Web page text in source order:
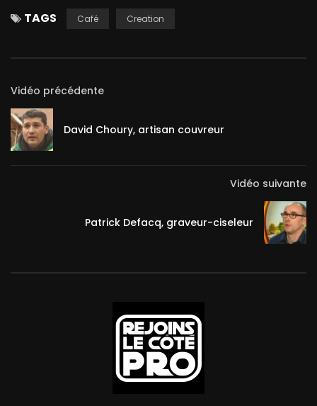
TAGS Café Creation
Vidéo précédente
David Choury, artisan couvreur
Vidéo suivante
Patrick Defacq, graveur-ciseleur